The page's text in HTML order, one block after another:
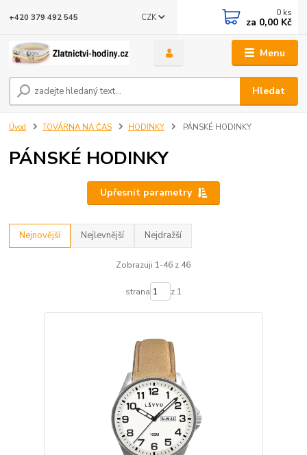
Menu
CZK
Hledat
+420 379 492 545 0 ks
za 0,00 Kč
Úvod TOVÁRNA NA ČAS HODINKY PÁNSKÉ HODINKY
PÁNSKÉ HODINKY
Upřesnit parametry
Nejnovější Nejlevnější Nejdražší
Zobrazuji 1-46 z 46
strana z 1